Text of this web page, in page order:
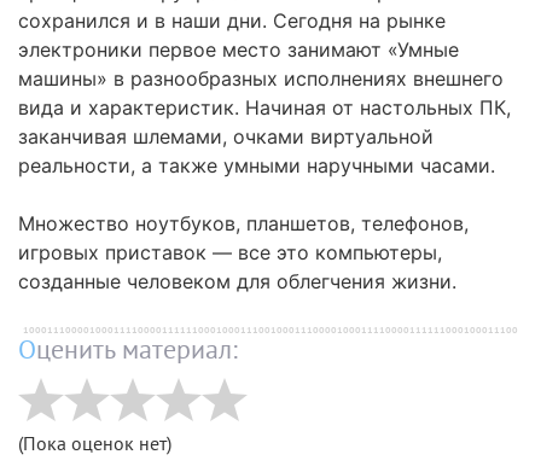
сохранился и в наши дни. Сегодня на рынке
электроники первое место занимают «Умные
машины» в разнообразных исполнениях внешнего
вида и характеристик. Начиная от настольных ПК,
заканчивая шлемами, очками виртуальной
реальности, а также умными наручными часами.
Множество ноутбуков, планшетов, телефонов,
игровых приставок — все это компьютеры,
созданные человеком для облегчения жизни.
Оценить материал:
(Пока оценок нет)